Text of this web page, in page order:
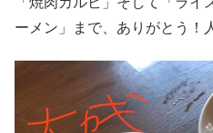
ーメン」まで、ありがとう！